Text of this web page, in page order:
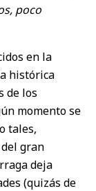
poco
en la
histórica
de los
momento se
tales,
gran
deja
(quizás de